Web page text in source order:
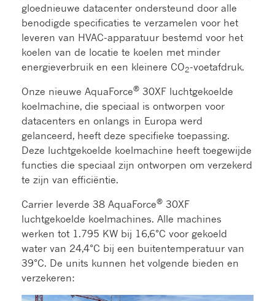
gloednieuwe datacenter ondersteund door alle
benodigde specificaties te verzamelen voor het
leveren van HVAC-apparatuur bestemd voor het
koelen van de locatie te koelen met minder
energieverbruik en een kleinere CO2-voetafdruk.
Onze nieuwe AquaForce® 30XF luchtgekoelde
koelmachine, die speciaal is ontworpen voor
datacenters en onlangs in Europa werd
gelanceerd, heeft deze specifieke toepassing.
Deze luchtgekoelde koelmachine heeft toegewijde
functies die speciaal zijn ontworpen om verzekerd
te zijn van efficiëntie.
Carrier leverde 38 AquaForce® 30XF
luchtgekoelde koelmachines. Alle machines
werken tot 1.795 KW bij 16,6°C voor gekoeld
water van 24,4°C bij een buitentemperatuur van
39°C. De units kunnen het volgende bieden en
verzekeren: